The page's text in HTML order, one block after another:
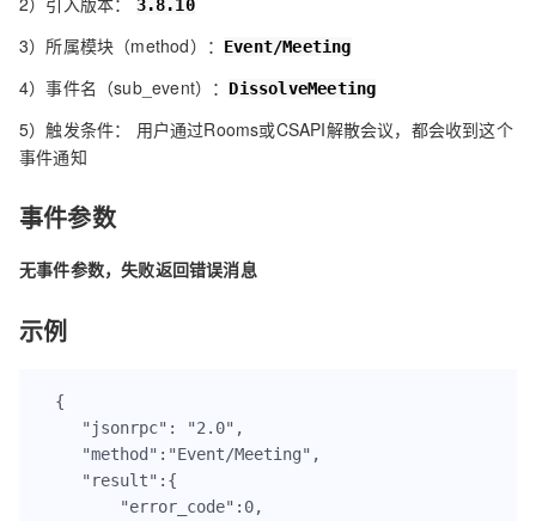
3.8.10
3）所属模块（method）： Event/Meeting
4）事件名（sub_event）：DissolveMeeting
5）触发条件： 用户通过Rooms或CSAPI解散会议，都会收到这个
事件通知
事件参数
无事件参数，失败返回错误消息
示例
{
    "jsonrpc": "2.0",
    "method":"Event/Meeting",
    "result":{
        "error_code":0,